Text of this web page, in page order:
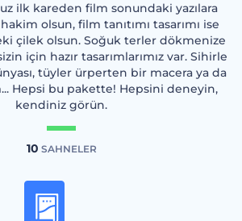
ilk kareden film sonundaki yazılara
olsun, film tanıtımı tasarımı ise
çilek olsun. Soğuk terler dökmenize
için hazır tasarımlarımız var. Sihirle
tüyler ürperten bir macera ya da
Hepsi bu pakette! Hepsini deneyin,
kendiniz görün.
10 SAHNELER